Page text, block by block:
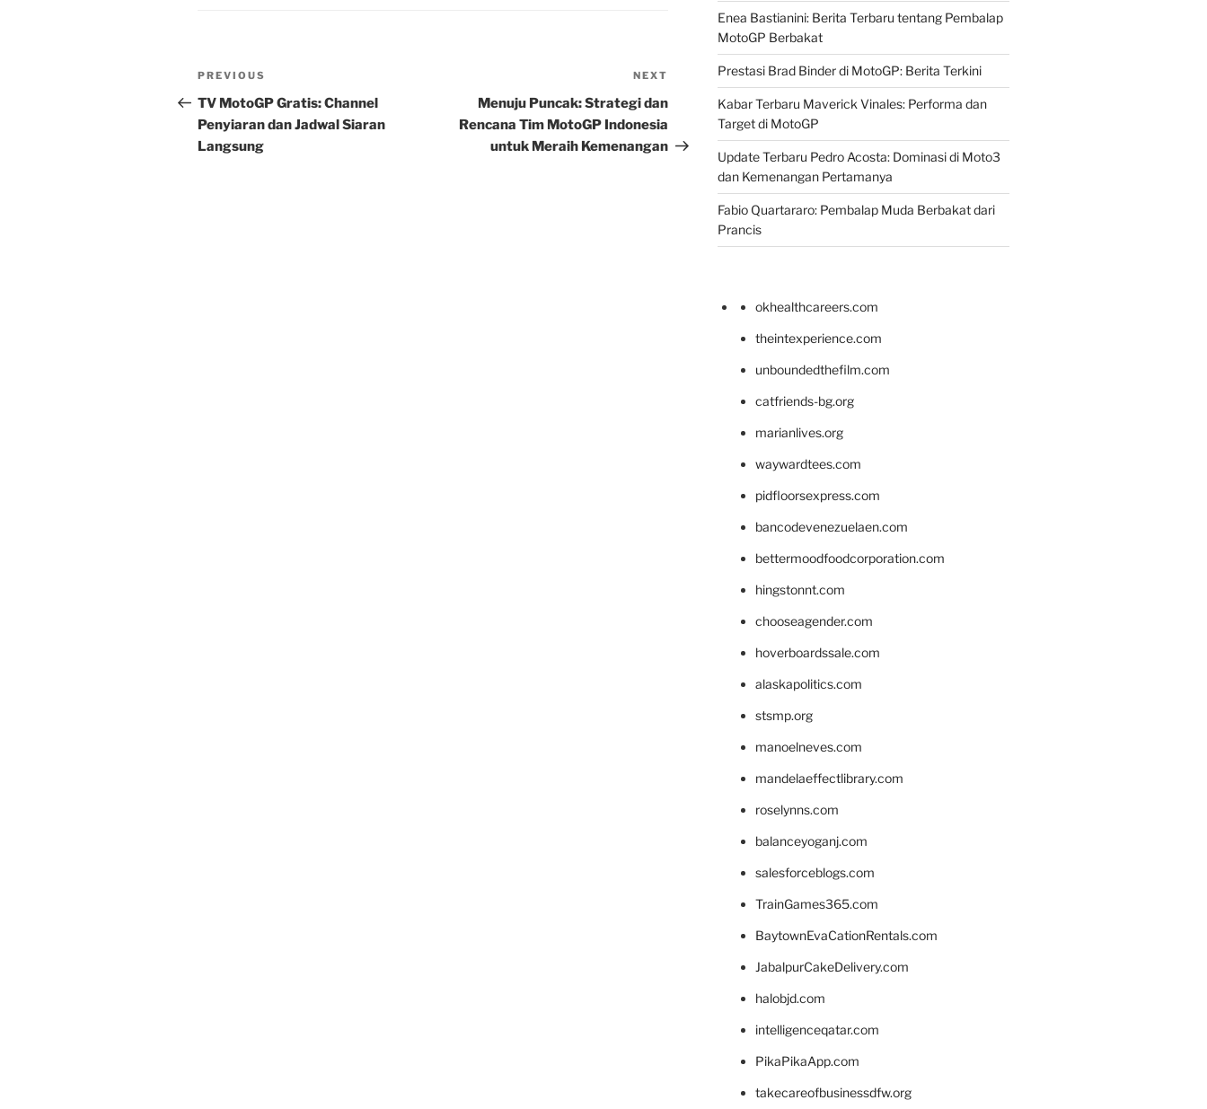
Post
navigation
Previous
Post
PREVIOUS
TV MotoGP Gratis: Channel
Penyiaran dan Jadwal Siaran
Langsung
Post
NEXT
Menuju Puncak: Strategi dan
Rencana Tim MotoGP Indonesia
untuk Meraih Kemenangan
Enea Bastianini: Berita Terbaru tentang Pembalap
MotoGP Berbakat
Prestasi Brad Binder di MotoGP: Berita Terkini
Kabar Terbaru Maverick Vinales: Performa dan
Target di MotoGP
Update Terbaru Pedro Acosta: Dominasi di Moto3
dan Kemenangan Pertamanya
Fabio Quartararo: Pembalap Muda Berbakat dari
Prancis
okhealthcareers.com
theintexperience.com
unboundedthefilm.com
catfriends-bg.org
marianlives.org
waywardtees.com
pidfloorsexpress.com
bancodevenezuelaen.com
bettermoodfoodcorporation.com
hingstonnt.com
chooseagender.com
hoverboardssale.com
alaskapolitics.com
stsmp.org
manoelneves.com
mandelaeffectlibrary.com
roselynns.com
balanceyoganj.com
salesforceblogs.com
TrainGames365.com
BaytownEvaCationRentals.com
JabalpurCakeDelivery.com
halobjd.com
intelligenceqatar.com
PikaPikaApp.com
takecareofbusinessdfw.org